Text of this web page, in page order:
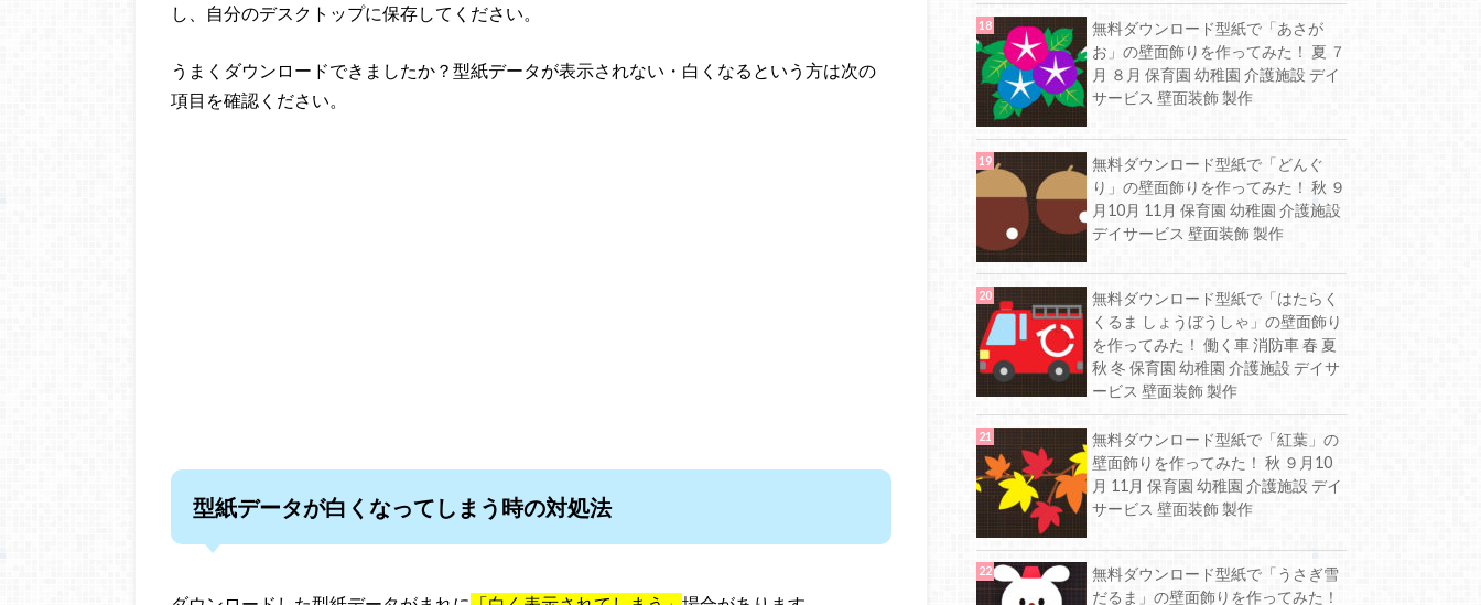
し、自分のデスクトップに保存してください。
うまくダウンロードできましたか？型紙データが表示されない・白くなるという方は次の
項目を確認ください。
型紙データが白くなってしまう時の対処法
無料ダウンロード型紙で「あさが
お」の壁面飾りを作ってみた！ 夏 ７
月 ８月 保育園 幼稚園 介護施設 デイ
サービス 壁面装飾 製作
無料ダウンロード型紙で「どんぐ
り」の壁面飾りを作ってみた！ 秋 ９
月10月 11月 保育園 幼稚園 介護施設
デイサービス 壁面装飾 製作
無料ダウンロード型紙で「はたらく
くるま しょうぼうしゃ」の壁面飾り
を作ってみた！ 働く車 消防車 春 夏
秋 冬 保育園 幼稚園 介護施設 デイサ
ービス 壁面装飾 製作
無料ダウンロード型紙で「紅葉」の
壁面飾りを作ってみた！ 秋 ９月10
月 11月 保育園 幼稚園 介護施設 デイ
サービス 壁面装飾 製作
無料ダウンロード型紙で「うさぎ雪
だるま」の壁面飾りを作ってみた！